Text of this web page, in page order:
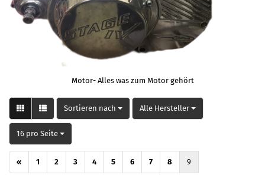
Motor- Alles was zum Motor gehört
Sortieren nach
Sortieren nach Alle Hersteller
pro Seite
16 pro Seite
pro Seite
« 1 2 3 4 5 6 7 8 9